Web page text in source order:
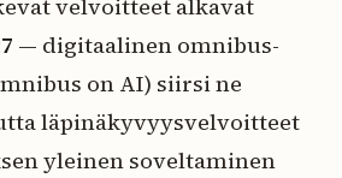
velvoitteet alkavat
— digitaalinen omnibus-
on AI) siirsi ne
läpinäkyvyysvelvoitteet
yleinen soveltaminen